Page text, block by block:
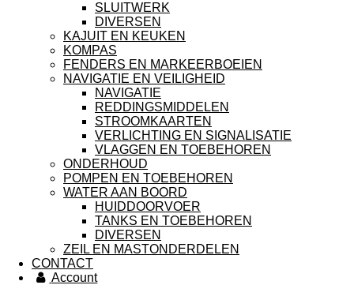
SLUITWERK
DIVERSEN
KAJUIT EN KEUKEN
KOMPAS
FENDERS EN MARKEERBOEIEN
NAVIGATIE EN VEILIGHEID
NAVIGATIE
REDDINGSMIDDELEN
STROOMKAARTEN
VERLICHTING EN SIGNALISATIE
VLAGGEN EN TOEBEHOREN
ONDERHOUD
POMPEN EN TOEBEHOREN
WATER AAN BOORD
HUIDDOORVOER
TANKS EN TOEBEHOREN
DIVERSEN
ZEIL EN MASTONDERDELEN
CONTACT
Account